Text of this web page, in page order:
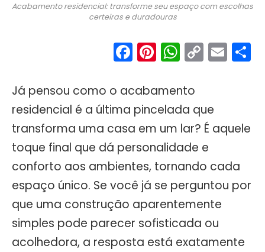
Acabamento residencial: transforme seu espaço com escolhas
certeiras e duradouras
Facebook
Pinterest
Copy
Já pensou como o acabamento
residencial é a última pincelada que
transforma uma casa em um lar? É aquele
toque final que dá personalidade e
conforto aos ambientes, tornando cada
espaço único. Se você já se perguntou por
que uma construção aparentemente
simples pode parecer sofisticada ou
acolhedora, a resposta está exatamente